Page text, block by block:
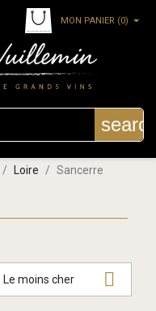
MON PANIER (0)
Loire Sancerre
Le moins cher 